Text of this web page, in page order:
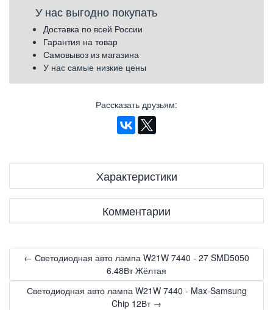
У нас выгодно покупать
Доставка по всей России
Гарантия на товар
Самовывоз из магазина
У нас самые низкие цены
Рассказать друзьям:
Характеристики
Комментарии
← Светодиодная авто лампа W21W 7440 - 27 SMD5050
6.48Вт Жёлтая
Светодиодная авто лампа W21W 7440 - Max-Samsung
Chip 12Вт →